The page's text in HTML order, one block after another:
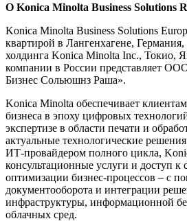
О Konica Minolta Business Solutions
Konica Minolta Business Solutions
квартирой в Лангенхагене, Германия,
холдинга Konica Minolta Inc., Токио,
компании в России представляет
Бизнес Сольюшнз Раша».
Konica Minolta обеспечивает
бизнеса в эпоху цифровых
экспертизе в области печати и
актуальные технологические
ИТ-провайдером полного цикла,
консультационные услуги и доступ к
оптимизации бизнес-процессов – с
документооборота и интеграции
инфраструктуры, информационной
облачных сред.